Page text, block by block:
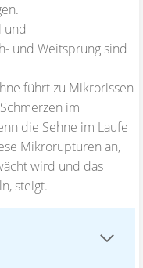
und
und Weitsprung sind
führt zu Mikrorissen
im
die Sehne im Laufe
Mikrorupturen an,
wird und das
steigt.